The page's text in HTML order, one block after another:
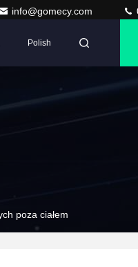
info@gomecy.com
Polish
poza ciałem